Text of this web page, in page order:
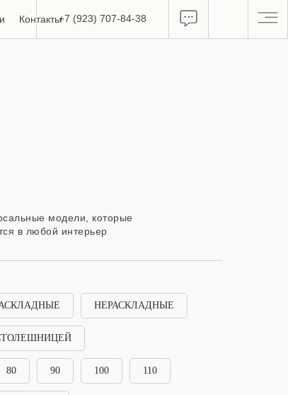
Контакты+7 (923) 707-84-38
модели, которые
в любой интерьер
НЕРАСКЛАДНЫЕ
80 90 100 110